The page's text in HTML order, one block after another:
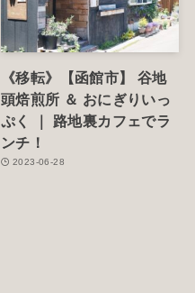
《移転》【函館市】 谷地
頭焙煎所 ＆ おにぎりいっ
ぷく ｜ 路地裏カフェでラ
ンチ！
2023-06-28